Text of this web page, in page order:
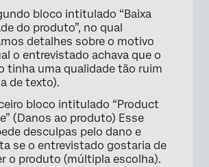
bloco intitulado “Baixa
do produto”, no qual
detalhes sobre o motivo
o entrevistado achava que o
tinha uma qualidade tão ruim
de texto).
bloco intitulado “Product
(Danos ao produto) Esse
desculpas pelo dano e
se o entrevistado gostaria de
o produto (múltipla escolha).